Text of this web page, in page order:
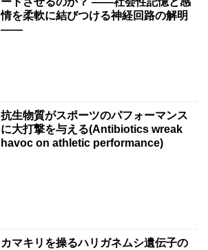
情を柔軟に結びつける神経回路の解明
――
抗生物質がスポーツのパフォーマンス
に大打撃を与える(Antibiotics wreak
havoc on athletic performance)
カマキリを操るハリガネムシ遺伝子の